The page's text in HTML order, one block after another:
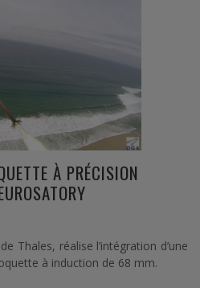
À PRÉCISION
Thales, réalise l’intégration d’une
à induction de 68 mm.